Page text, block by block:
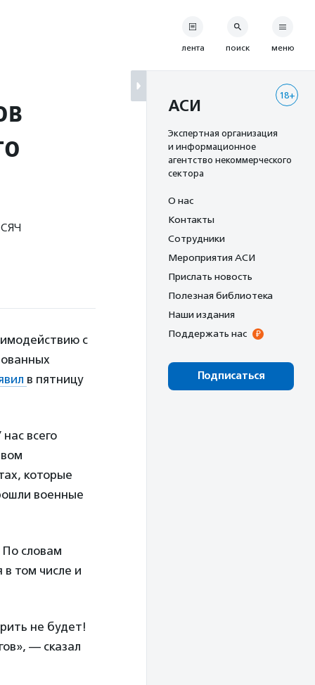
с
в пятницу
всего
которые
военные
словам
том числе и
не будет!
— сказал
лента поиск меню
18+
АСИ
Экспертная организация
и информационное
агентство некоммерческого
сектора
О нас
Контакты
Сотрудники
Мероприятия АСИ
Прислать новость
Полезная библиотека
Наши издания
Поддержать нас
Подписаться